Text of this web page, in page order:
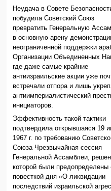
Неудача в Совете
побудила Советский Союз
превратить Генеральную
в основную арену
неограниченной поддержки
Организации Объединенных
где даже самые крайние
антиизраильские акции уже
встречали отпора и лишь
антиимпериалистический
инициаторов.
Эффективность такой тактики
подтвердила открывшаяся 19
1967 г. по требованию
Союза Чрезвычайная сессия
Генеральной Ассамблеи,
которой были предопределены
повесткой дня «О ликвидации
последствий израильской